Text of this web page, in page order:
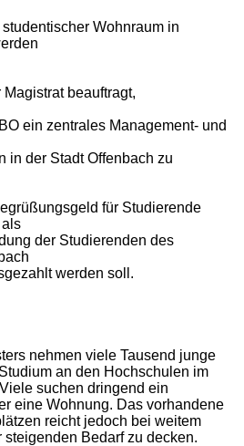
Wohnraum in
beauftragt,
ein zentrales Management- und
der Stadt Offenbach zu
für Studierende
der Studierenden des
werden soll.
nehmen viele Tausend junge
an den Hochschulen im
suchen dringend ein
eine Wohnung. Das vorhandene
reicht jedoch bei weitem
Bedarf zu decken.